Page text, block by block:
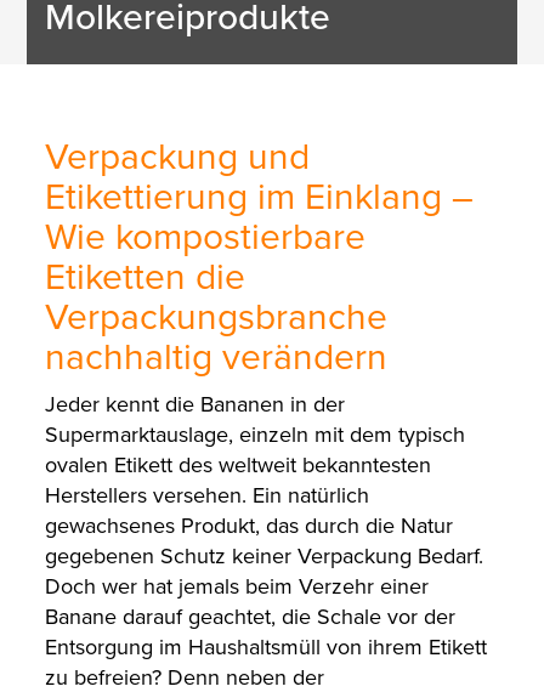
Molkereiprodukte
Verpackung und
Etikettierung im Einklang –
Wie kompostierbare
Etiketten die
Verpackungsbranche
nachhaltig verändern
Jeder kennt die Bananen in der
Supermarktauslage, einzeln mit dem typisch
ovalen Etikett des weltweit bekanntesten
Herstellers versehen. Ein natürlich
gewachsenes Produkt, das durch die Natur
gegebenen Schutz keiner Verpackung Bedarf.
Doch wer hat jemals beim Verzehr einer
Banane darauf geachtet, die Schale vor der
Entsorgung im Haushaltsmüll von ihrem Etikett
zu befreien? Denn neben der